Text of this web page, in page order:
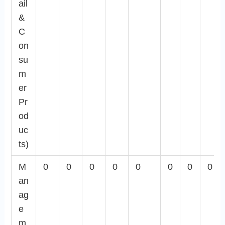
ail
&
C
on
su
m
er
Pr
od
uc
ts)
M
an
ag
e
0 0 0 0 0 0 0 0